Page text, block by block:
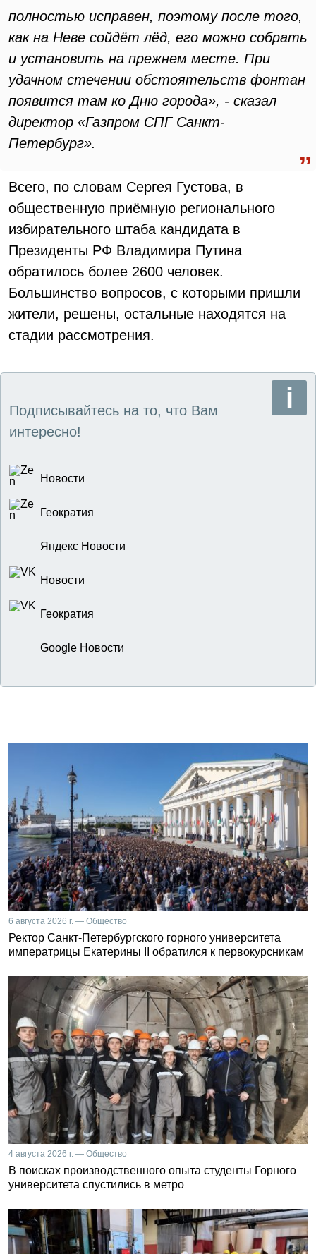
полностью исправен, поэтому после того,
как на Неве сойдёт лёд, его можно собрать
и установить на прежнем месте. При
удачном стечении обстоятельств фонтан
появится там ко Дню города», - сказал
директор «Газпром СПГ Санкт-
Петербург».
Всего, по словам Сергея Густова, в
общественную приёмную регионального
избирательного штаба кандидата в
Президенты РФ Владимира Путина
обратилось более 2600 человек.
Большинство вопросов, с которыми пришли
жители, решены, остальные находятся на
стадии рассмотрения.
Подписывайтесь на то, что Вам
интересно!
Новости
Геократия
Яндекс Новости
Новости
Геократия
Google Новости
6 августа 2026 г. — Общество
Ректор Санкт-Петербургского горного университета
императрицы Екатерины II обратился к первокурсникам
4 августа 2026 г. — Общество
В поисках производственного опыта студенты Горного
университета спустились в метро